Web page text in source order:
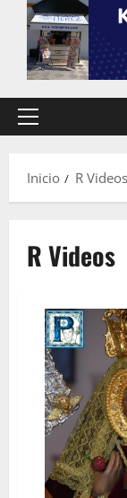
Menú
Inicio
R Videos
R Videos